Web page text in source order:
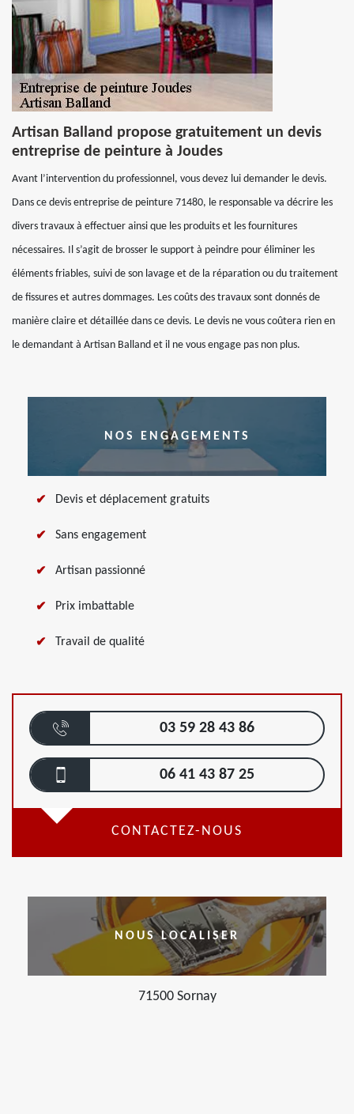
Artisan Balland propose gratuitement un devis
entreprise de peinture à Joudes
Avant l’intervention du professionnel, vous devez lui demander le devis.
Dans ce devis entreprise de peinture 71480, le responsable va décrire les
divers travaux à effectuer ainsi que les produits et les fournitures
nécessaires. Il s’agit de brosser le support à peindre pour éliminer les
éléments friables, suivi de son lavage et de la réparation ou du traitement
de fissures et autres dommages. Les coûts des travaux sont donnés de
manière claire et détaillée dans ce devis. Le devis ne vous coûtera rien en
le demandant à Artisan Balland et il ne vous engage pas non plus.
NOS ENGAGEMENTS
Devis et déplacement gratuits
Sans engagement
Artisan passionné
Prix imbattable
Travail de qualité
03 59 28 43 86
06 41 43 87 25
CONTACTEZ-NOUS
NOUS LOCALISER
71500 Sornay